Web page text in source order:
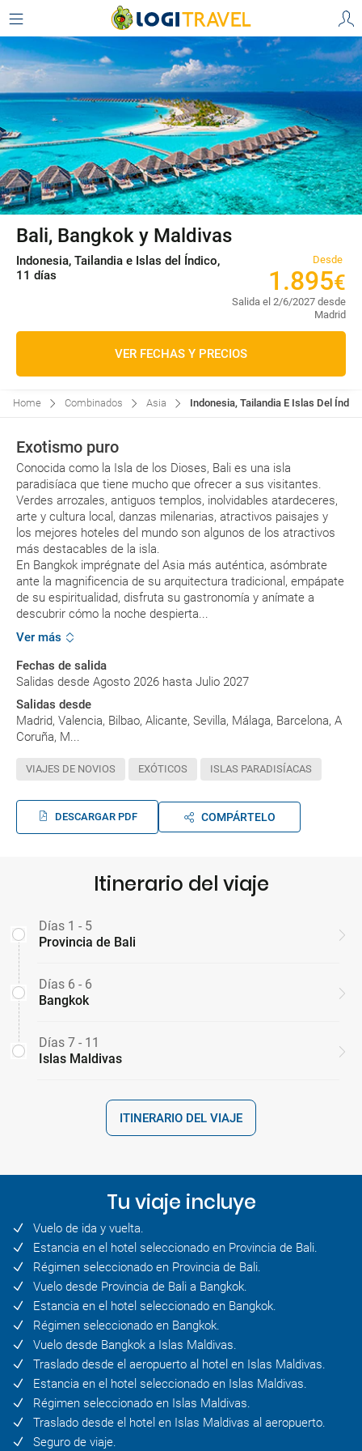
Bali, Bangkok y Maldivas
Indonesia, Tailandia e Islas del Índico,
11 días
Desde
1 .895€
Salida el 2/6/2027 desde
Madrid
VER FECHAS Y PRECIOS
Home Combinados Asia Indonesia, Tailandia E Islas Del
Exotismo puro
Conocida como la Isla de los Dioses, Bali es una isla
paradisíaca que tiene mucho que ofrecer a sus visitantes.
Verdes arrozales, antiguos templos, inolvidables atardeceres,
arte y cultura local, danzas milenarias, atractivos paisajes y
los mejores hoteles del mundo son algunos de los atractivos
más destacables de la isla.
En Bangkok imprégnate del Asia más auténtica, asómbrate
ante la magnificencia de su arquitectura tradicional, empápate
de su espiritualidad, disfruta su gastronomía y anímate a
descubrir cómo la noche despierta...
Ver más
Fechas de salida
Salidas desde Agosto 2026 hasta Julio 2027
Salidas desde
Madrid, Valencia, Bilbao, Alicante, Sevilla, Málaga, Barcelona, A
Coruña, M...
VIAJES DE NOVIOS EXÓTICOS ISLAS PARADISÍACAS
DESCARGAR PDF COMPÁRTELO
Itinerario del viaje
Días 1 - 5
Provincia de Bali
Días 6 - 6
Bangkok
Días 7 - 11
Islas Maldivas
ITINERARIO DEL VIAJE
Tu viaje incluye
Vuelo de ida y vuelta.
Estancia en el hotel seleccionado en Provincia de Bali.
Régimen seleccionado en Provincia de Bali.
Vuelo desde Provincia de Bali a Bangkok.
Estancia en el hotel seleccionado en Bangkok.
Régimen seleccionado en Bangkok.
Vuelo desde Bangkok a Islas Maldivas.
Traslado desde el aeropuerto al hotel en Islas Maldivas.
Estancia en el hotel seleccionado en Islas Maldivas.
Régimen seleccionado en Islas Maldivas.
Traslado desde el hotel en Islas Maldivas al aeropuerto.
Seguro de viaje.